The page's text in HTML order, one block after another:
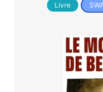
Livre